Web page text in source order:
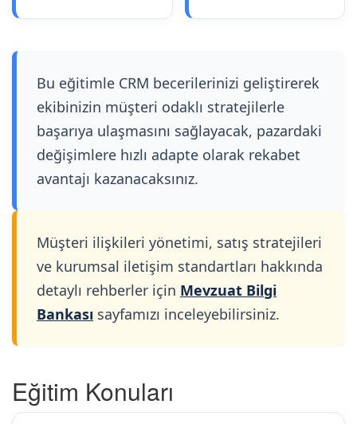
Bu eğitimle CRM becerilerinizi geliştirerek
ekibinizin müşteri odaklı stratejilerle
başarıya ulaşmasını sağlayacak, pazardaki
değişimlere hızlı adapte olarak rekabet
avantajı kazanacaksınız.
Müşteri ilişkileri yönetimi, satış stratejileri
ve kurumsal iletişim standartları hakkında
detaylı rehberler için Mevzuat Bilgi
Bankası sayfamızı inceleyebilirsiniz.
Eğitim Konuları